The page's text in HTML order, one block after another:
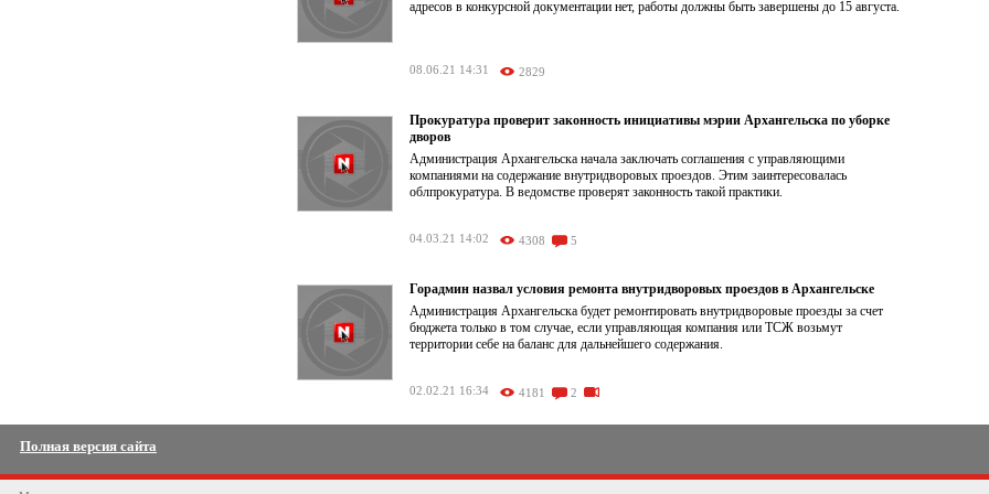
адресов в конкурсной документации нет, работы должны быть завершены до 15 августа.
08.06.21 14:31 2829
Прокуратура проверит законность инициативы мэрии Архангельска по уборке
дворов
Администрация Архангельска начала заключать соглашения с управляющими
компаниями на содержание внутридворовых проездов. Этим заинтересовалась
облпрокуратура. В ведомстве проверят законность такой практики.
04.03.21 14:02 4308 5
Горадмин назвал условия ремонта внутридворовых проездов в Архангельске
Администрация Архангельска будет ремонтировать внутридворовые проезды за счет
бюджета только в том случае, если управляющая компания или ТСЖ возьмут
территории себе на баланс для дальнейшего содержания.
02.02.21 16:34 4181 2
Полная версия сайта